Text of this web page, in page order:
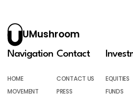
UMushroom
Navigation
HOME
MOVEMENT
Contact
CONTACT US
PRESS
EQUITIES
FUNDS